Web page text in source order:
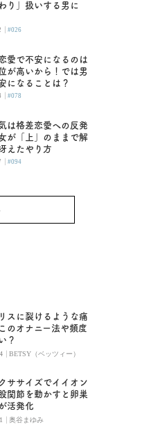
り」扱いする男に
| #026
愛で不安になるのは
が高いから！では男
になることは？
| #078
は格差恋愛への反発
が「上」のままで解
えたやり方
| #094
スに裂けるような痛
のオナニー法や頻度
？
| BETSY（ベッツィー）
ササイズでイイオン
関節を動かすと卵巣
活発化
| 奥谷まゆみ